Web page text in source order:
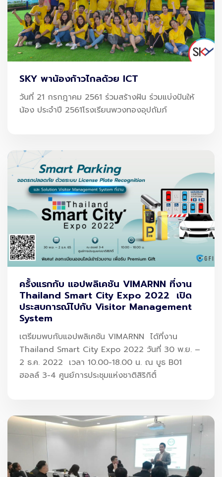
ทางสู่ศูนย์กลางเศรษฐกิจที่สามารถรองรับการเติบโตของ
ประเทศได้ทั้งระบบ
โดยเฉพาะเมื่อ AOT เดินหน้าลงทุนด้าน Smart Investment
เพื่อยกระดับสนามบินสุวรรณภูมิและดอนเมืองอย่างเป็นระบบ
ทำให้สนามบินไม่ใช่แค่รองรับจำนวนผู้โดยสารที่เพิ่มขึ้นแต่
รองรับการเติบโตของเศรษฐกิจไทยทั้งห่วงโซ่
ระบบต่าง ๆ ในสนามบินปี 2025 ไม่ได้เป็นแค่ “ฟีเจอร์ล้ำ ๆ”
แต่คือ
กลไกขับเคลื่อนเศรษฐกิจที่ทำให้การเดินทางเร็วขึ้น
ปลอดภัยขึ้น และลดต้นทุนการดำเนินงานอย่างมีนัยสำคัญ
เช่น:
Biometric Identity Verification: ยืนยันตัวตนด้วยใบหน้า
เพิ่มความปลอดภัย–ลดเวลารอ
Smart Check-in & Smart Security: เช็กอินและตรวจ
ความปลอดภัยแบบอัตโนมัติ
Cargo Automation: ระบบคลังสินค้าอัตโนมัติ ลดต้นทุน
ภาคพื้นกว่า 47%
Airport Operating System (AOS): ระบบกลางที่บริหารทุก
ฟังก์ชันของสนามบิน
เทคโนโลยีเหล่านี้ทำให้สนามบินเปลี่ยนจาก “พื้นที่ผ่านทาง”
Smart Airport คือการแข่งขันระดับ
SKY พาน้องก้าวไกลด้วย ICT
วันที่ 21 กรกฎาคม 2561 ร่วมสร้างฝัน ร่วมแบ่งปันให้
น้อง ประจำปี 2561โรงเรียนพวงทองอุปถัมภ์
ครั้งแรกกับ แอปพลิเคชัน VIMARNN ที่งาน
Thailand Smart City Expo 2022 เปิด
ประสบการณ์ไปกับ Visitor Management
System
เตรียมพบกับแอปพลิเคชัน VIMARNN ได้ที่งาน
Thailand Smart City Expo 2022 วันที่ 30 พ.ย. –
2 ธ.ค. 2022 เวลา 10.00-18.00 น. ณ บูธ B01
ฮอลล์ 3-4 ศูนย์การประชุมแห่งชาติสิริกิติ์